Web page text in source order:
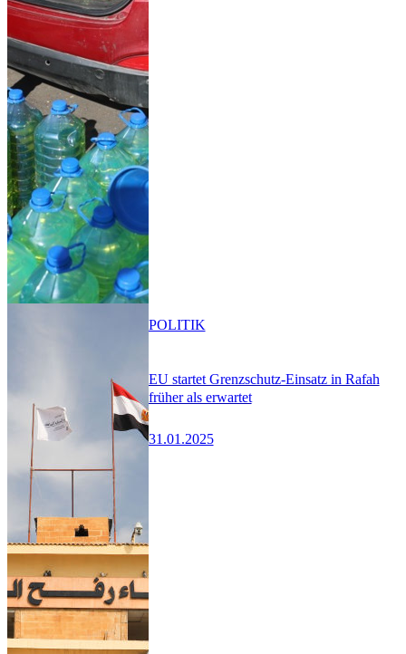
EU startet Grenzschutz-Einsatz in Rafah
früher als erwartet
31.01.2025
POLITIK